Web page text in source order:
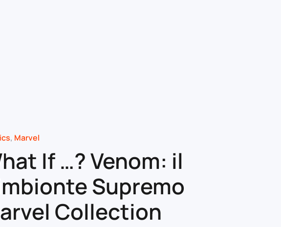
, Marvel
If …? Venom: il
Supremo
Collection